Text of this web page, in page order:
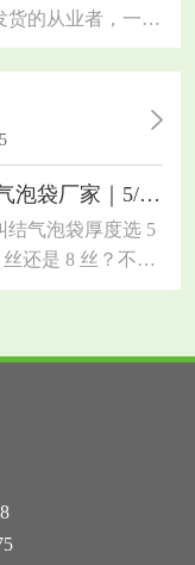
货的从业者，一定
武汉共挤膜气泡
为缓冲包装材料，
通珠光气泡袋防护
升一大截，今天拆
优势、适用行业和
巧。传统单层气泡
差，尖锐五金、玻
易刺破，而共挤膜
层复合共挤工艺，
光，具备防水防
静电多重功能。武
雨，这款包装滴水
武汉气泡袋厂家｜5/6/8 丝怎么选？一篇讲透
结气泡袋厚度选 5
丝还是 8 丝？不同
护力和成本差很
，帮你理清 3 种常
的用途差别，新手
速选对先搞懂基础
强、防护越好，价